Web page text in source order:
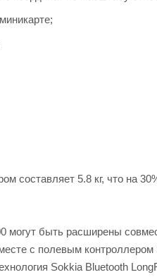
составляет 5.8 кг, что на
могут быть расширены
с полевым
Sokkia Bluetooth